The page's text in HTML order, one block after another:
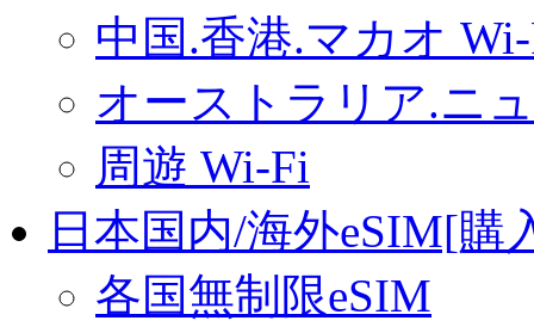
中国.香港.マカオ
オーストラリア.ニ
周遊 Wi-Fi
日本国内/海外eSIM[購
各国無制限eSIM